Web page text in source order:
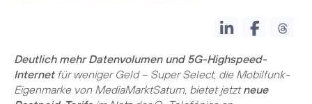
Deutlich mehr Datenvolumen und 5G-Highspeed-
Internetfür weniger Geld – Super Select, die Mobilfunk-
Eigenmarke von MediaMarktSaturn, bietet jetztneue